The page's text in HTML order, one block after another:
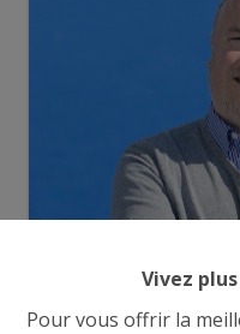
Vivez
Pour vous offrir la